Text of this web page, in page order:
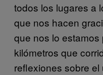
todos los lugares a
que nos hacen
que nos lo
kilómetros que
reflexiones sobre